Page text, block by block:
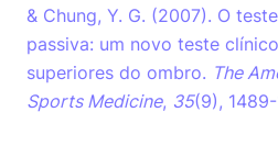
& Chung, Y. G. (2007). O
passiva: um novo teste
superiores do ombro. The
Sports Medicine, 35(9),